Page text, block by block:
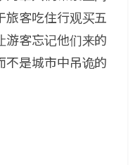
旅客吃住行观买五
游客忘记他们来的
不是城市中吊诡的